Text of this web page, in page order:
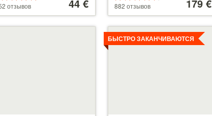
5
отзывов 44 € 4.5 из 5
882 отзывов 179 €179 €
БЫСТРО ЗАКАНЧИВАЮТСЯ
Детальнее